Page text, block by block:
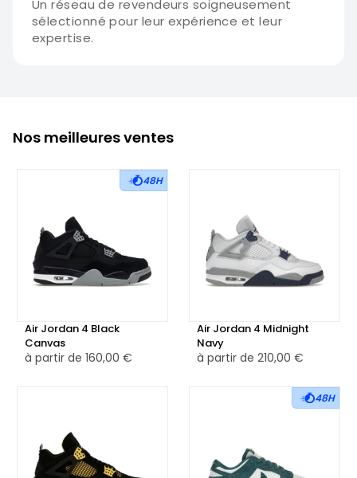
Un réseau de revendeurs soigneusement
sélectionné pour leur expérience et leur
expertise.
Nos meilleures ventes
48H
Air Jordan 4 Black
Canvas
à partir de 160,00 €
Air Jordan 4 Midnight
Navy
à partir de 210,00 €
48H